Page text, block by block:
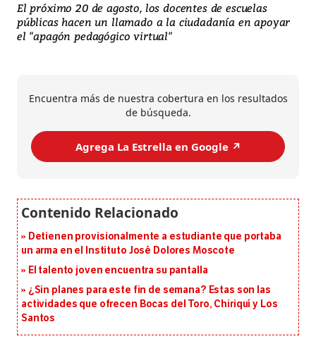
El próximo 20 de agosto, los docentes de escuelas
públicas hacen un llamado a la ciudadanía en apoyar
el "apagón pedagógico virtual"
Encuentra más de nuestra cobertura en los resultados
de búsqueda.
Agrega La Estrella en Google ↗️
Detienen provisionalmente a estudiante que portaba
un arma en el Instituto José Dolores Moscote
El talento joven encuentra su pantalla​
¿Sin planes para este fin de semana? Estas son las
actividades que ofrecen Bocas del Toro, Chiriquí y Los
Santos